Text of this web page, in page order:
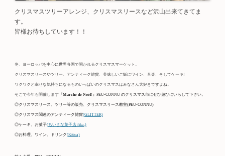
クリスマスツリーアレンジ、クリスマスリースなど沢山出来てきてま
す。
皆様お待ちしています！！
冬、ヨーロッパを中心に世界各国で開かれるクリスマスマーケット。
クリスマスリースやツリー、アンティーク雑貨、美味しいご飯にワイン、音楽、そしてケーキ!
ワクワクと幸せな気持ちになるものいっぱいのクリスマスはみなさん大好きですよね。
そこで今年も開催します『Marché de Noël!』 PEU-CONNU のクリスマス市にぜひ遊びにいらして下さい。
◎クリスマスリース、ツリー等の販売、クリスマスリース教室(PEU-CONNU)
◎クリスマス関連のアンティーク雑貨(GLITTER)
◎ケーキ、お菓子(ちいさな菓子店 fika.)
◎お料理、ワイン、ドリンク(Kitica)